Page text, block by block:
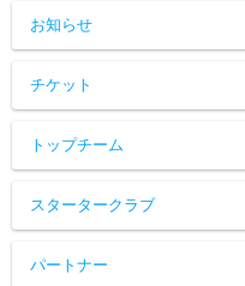
お知らせ
チケット
トップチーム
スタータークラブ
パートナー